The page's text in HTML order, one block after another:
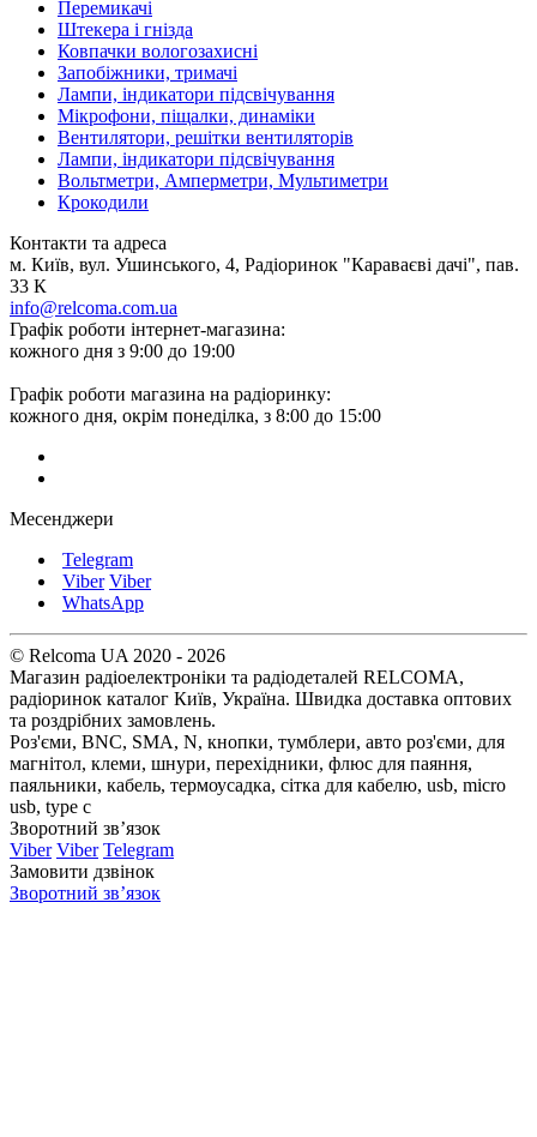
Перемикачі
Штекера і гнізда
Ковпачки вологозахисні
Запобіжники, тримачі
Лампи, індикатори підсвічування
Мікрофони, піщалки, динаміки
Вентилятори, решітки вентиляторів
Лампи, індикатори підсвічування
Вольтметри, Амперметри, Мультиметри
Крокодили
Контакти та адреса
м. Київ, вул. Ушинського, 4, Радіоринок "Караваєві дачі", пав.
33 К
info@relcoma.com.ua
Графік роботи інтернет-магазина:
кожного дня з 9:00 до 19:00
Графік роботи магазина на радіоринку:
кожного дня, окрім понеділка, з 8:00 до 15:00
Месенджери
Telegram
Viber Viber
WhatsApp
© Relcoma UA 2020 - 2026
Магазин радіоелектроніки та радіодеталей RELCOMA,
радіоринок каталог Київ, Україна. Швидка доставка оптових
та роздрібних замовлень.
Роз'єми, BNC, SMA, N, кнопки, тумблери, авто роз'єми, для
магнітол, клеми, шнури, перехідники, флюс для паяння,
паяльники, кабель, термоусадка, сітка для кабелю, usb, micro
usb, type c
Зворотний зв’язок
Viber Viber Telegram
Замовити дзвінок
Зворотний зв’язок